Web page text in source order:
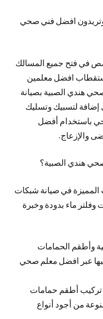
وتريدون افضل فني صحي
في فتح جميع المسالك
افضل معلمين
هندي الصبية بصيانة
لتسبيك وتسليك
باستخدام أفضل
والإزعاج.
هندي الصبية؟
المميزة في صيانة شبكات
ماء بدودة وخبرة
وأطقم الحمامات
عبر افضل معلم صحي
أطقم حمامات
من أجود أنواع